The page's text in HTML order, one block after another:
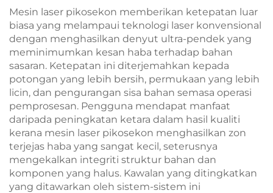
dan 3000W, serta
Panjang Gelombang
755 nm, 808 nm, 940
nm, dan 1064 nm—
Diluluskan MDR, FDA,
dan MDSAP
Mesin laser pikosekon memberikan ketepatan luar
biasa yang melampaui teknologi laser konvensional
dengan menghasilkan denyut ultra-pendek yang
meminimumkan kesan haba terhadap bahan
sasaran. Ketepatan ini diterjemahkan kepada
potongan yang lebih bersih, permukaan yang lebih
licin, dan pengurangan sisa bahan semasa operasi
pemprosesan. Pengguna mendapat manfaat
daripada peningkatan ketara dalam hasil kualiti
kerana mesin laser pikosekon menghasilkan zon
terjejas haba yang sangat kecil, seterusnya
mengekalkan integriti struktur bahan dan
komponen yang halus. Kawalan yang ditingkatkan
yang ditawarkan oleh sistem-sistem ini